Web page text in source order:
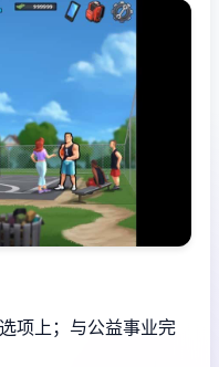
项上；与公益事业完